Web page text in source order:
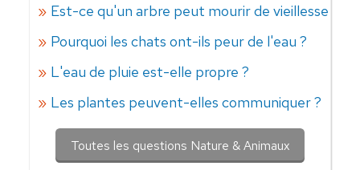
Est-ce qu'un arbre peut mourir de vieillesse ?
Pourquoi les chats ont-ils peur de l'eau ?
L'eau de pluie est-elle propre ?
Les plantes peuvent-elles communiquer ?
Toutes les questions Nature & Animaux